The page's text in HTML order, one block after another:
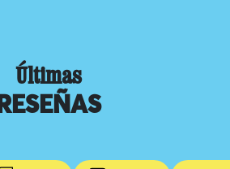
Últimas
RESEÑAS